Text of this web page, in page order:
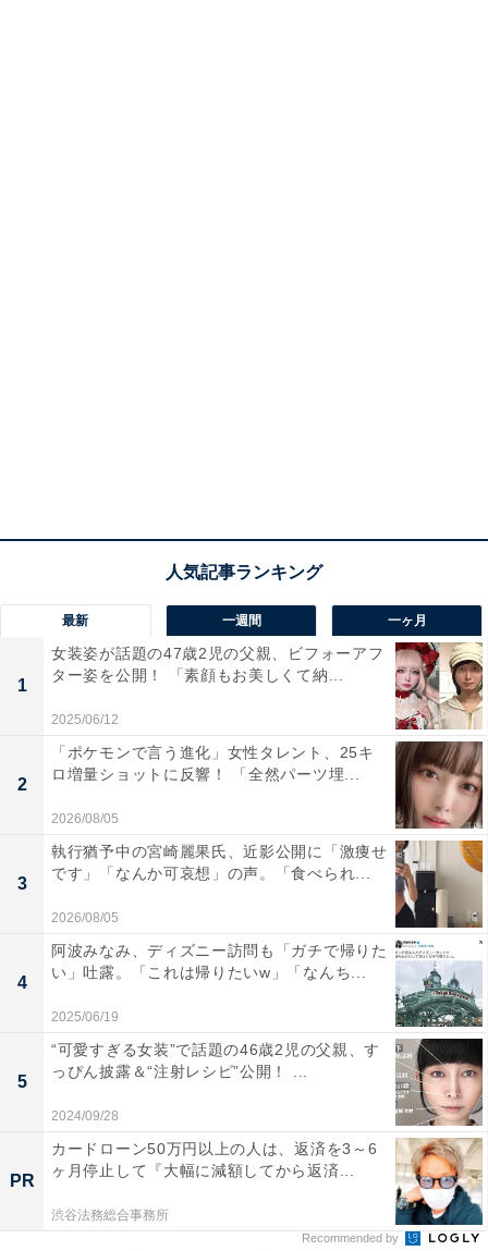
最新 一週間 一ヶ月
1
女装姿が話題の47歳2児の父親、ビフォーアフ
ター姿を公開！ 「素顔もお美しくて納...
2025/06/12
2
「ポケモンで言う進化」女性タレント、25キ
ロ増量ショットに反響！ 「全然パーツ埋...
2026/08/05
3
執行猶予中の宮崎麗果氏、近影公開に「激痩せ
です」「なんか可哀想」の声。「食べられ...
2026/08/05
4
阿波みなみ、ディズニー訪問も「ガチで帰りた
い」吐露。「これは帰りたいw」「なんち...
2025/06/19
5
“可愛すぎる女装”で話題の46歳2児の父親、す
っぴん披露＆“注射レシピ”公開！ ...
2024/09/28
PR
カードローン50万円以上の人は、返済を3～6
ヶ月停止して『大幅に減額してから返済...
渋谷法務総合事務所
Recommended by